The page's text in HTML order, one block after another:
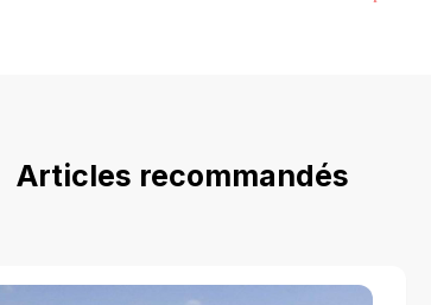
Articles recommandés